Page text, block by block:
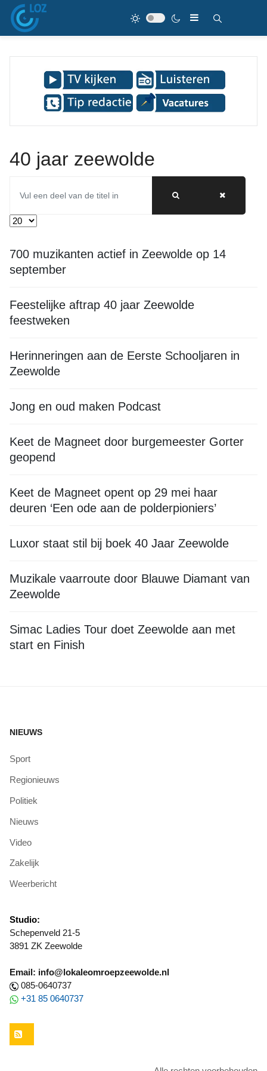
40 jaar zeewolde
Toon #
700 muzikanten actief in Zeewolde op 14
september
Feestelijke aftrap 40 jaar Zeewolde
feestweken
Herinneringen aan de Eerste Schooljaren in
Zeewolde
Jong en oud maken Podcast
Keet de Magneet door burgemeester Gorter
geopend
Keet de Magneet opent op 29 mei haar
deuren ‘Een ode aan de polderpioniers’
Luxor staat stil bij boek 40 Jaar Zeewolde
Muzikale vaarroute door Blauwe Diamant van
Zeewolde
Simac Ladies Tour doet Zeewolde aan met
start en Finish
NIEUWS
Sport
Regionieuws
Politiek
Nieuws
Video
Zakelijk
Weerbericht
Studio:
Schepenveld 21-5
3891 ZK Zeewolde
Email: info@lokaleomroepzeewolde.nl
085-0640737
+31 85 0640737